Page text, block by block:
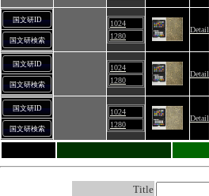
国文研ID
国文研検索
1024
1280
Detail
国文研ID
国文研検索
1024
1280
Detail
国文研ID
国文研検索
1024
1280
Detail
Title